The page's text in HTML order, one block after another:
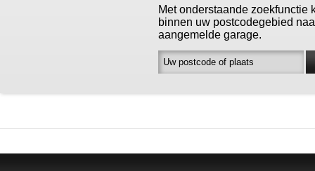
Met onderstaande zoekfunctie
binnen uw postcodegebied
aangemelde garage.